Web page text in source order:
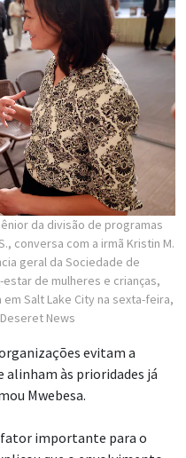
da divisão de programas
conversa com a irmã Kristin M.
geral da Sociedade de
de mulheres e crianças,
Salt Lake City na sexta-feira,
News
evitam a
alinham às prioridades já
Mwebesa.
importante para o